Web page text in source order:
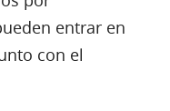
entrar en
con el